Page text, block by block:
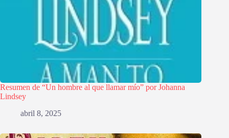
Resumen de “Un hombre al que llamar mío” por Johanna
Lindsey
abril 8, 2025